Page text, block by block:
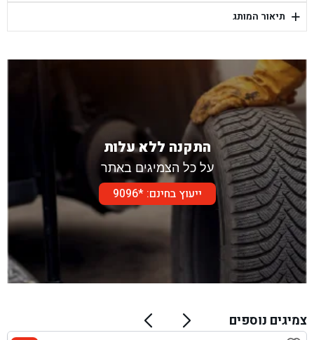
בן גל - דור אלון הר טוב - בית שמש + תיאור המותג
התקנה ללא עלות
על כל הצמיגים באתר
ייעוץ בחינם: *9096
צמיגים נוספים